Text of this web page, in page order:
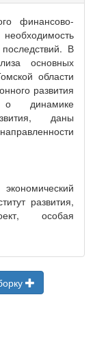
финансово-
В
основных
области
развития
о динамике
даны
развития,
особая